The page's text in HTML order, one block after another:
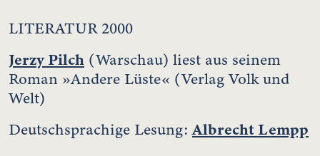
LITERATUR 2000
Jerzy Pilch (Warschau) liest aus seinem
Roman »Andere Lüste« (Verlag Volk und
Welt)
Deutschsprachige Lesung:Albrecht Lempp